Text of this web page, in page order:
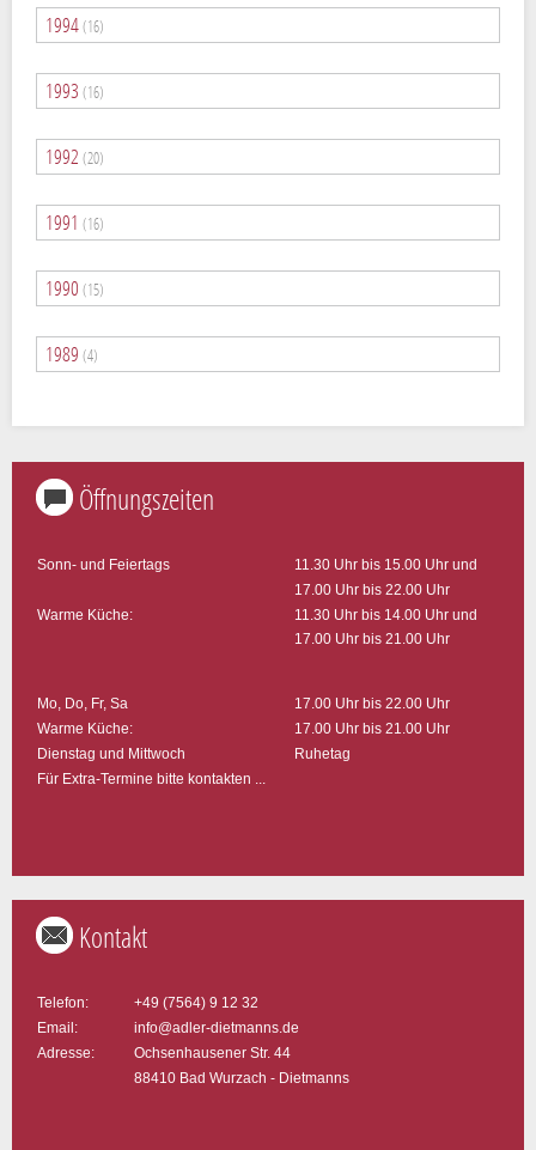
1994 (16)
1993 (16)
1992 (20)
1991 (16)
1990 (15)
1989 (4)
Öffnungszeiten
Sonn- und Feiertags
Warme Küche:
11.30 Uhr bis 15.00 Uhr und
17.00 Uhr bis 22.00 Uhr
11.30 Uhr bis 14.00 Uhr und
17.00 Uhr bis 21.00 Uhr
Mo, Do, Fr, Sa
Warme Küche:
Dienstag und Mittwoch
Für Extra-Termine bitte kontakten ...
17.00 Uhr bis 22.00 Uhr
17.00 Uhr bis 21.00 Uhr
Ruhetag
Kontakt
Telefon:
Email:
Adresse:
+49 (7564) 9 12 32
info@adler-dietmanns.de
Ochsenhausener Str. 44
88410 Bad Wurzach - Dietmanns